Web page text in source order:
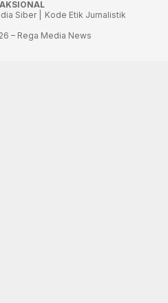
Siber |
Kode Etik Jurnalistik
– Rega Media News